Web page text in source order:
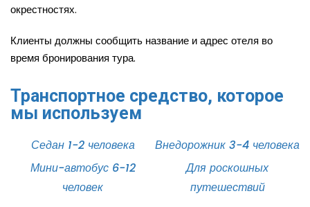
окрестностях.
Клиенты должны сообщить название и адрес отеля во
время бронирования тура.
Транспортное средство, которое
мы используем
Седан 1-2 человека
Внедорожник 3-4 человека
Мини-автобус 6-12
человек
Для роскошных
путешествий